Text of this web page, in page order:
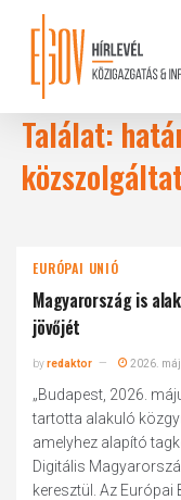
content
Találat:
EURÓPAI UNIÓ
Magyarország is
jövőjét
byredaktor 2026.
„Budapest, 2026.
tartotta alakuló
amelyhez alapító
Digitális
keresztül. Az